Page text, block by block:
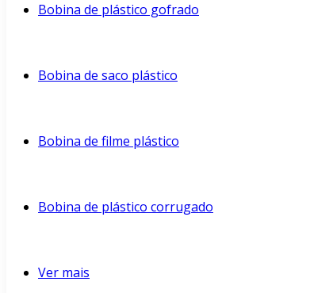
Bobina de plástico gofrado
Bobina de saco plástico
Bobina de filme plástico
Bobina de plástico corrugado
Ver mais